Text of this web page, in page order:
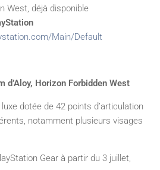
West, déjà disponible
Main/Default
d’Aloy, Horizon Forbidden West
dotée de 42 points d’articulation
notamment plusieurs visages
Gear à partir du 3 juillet,